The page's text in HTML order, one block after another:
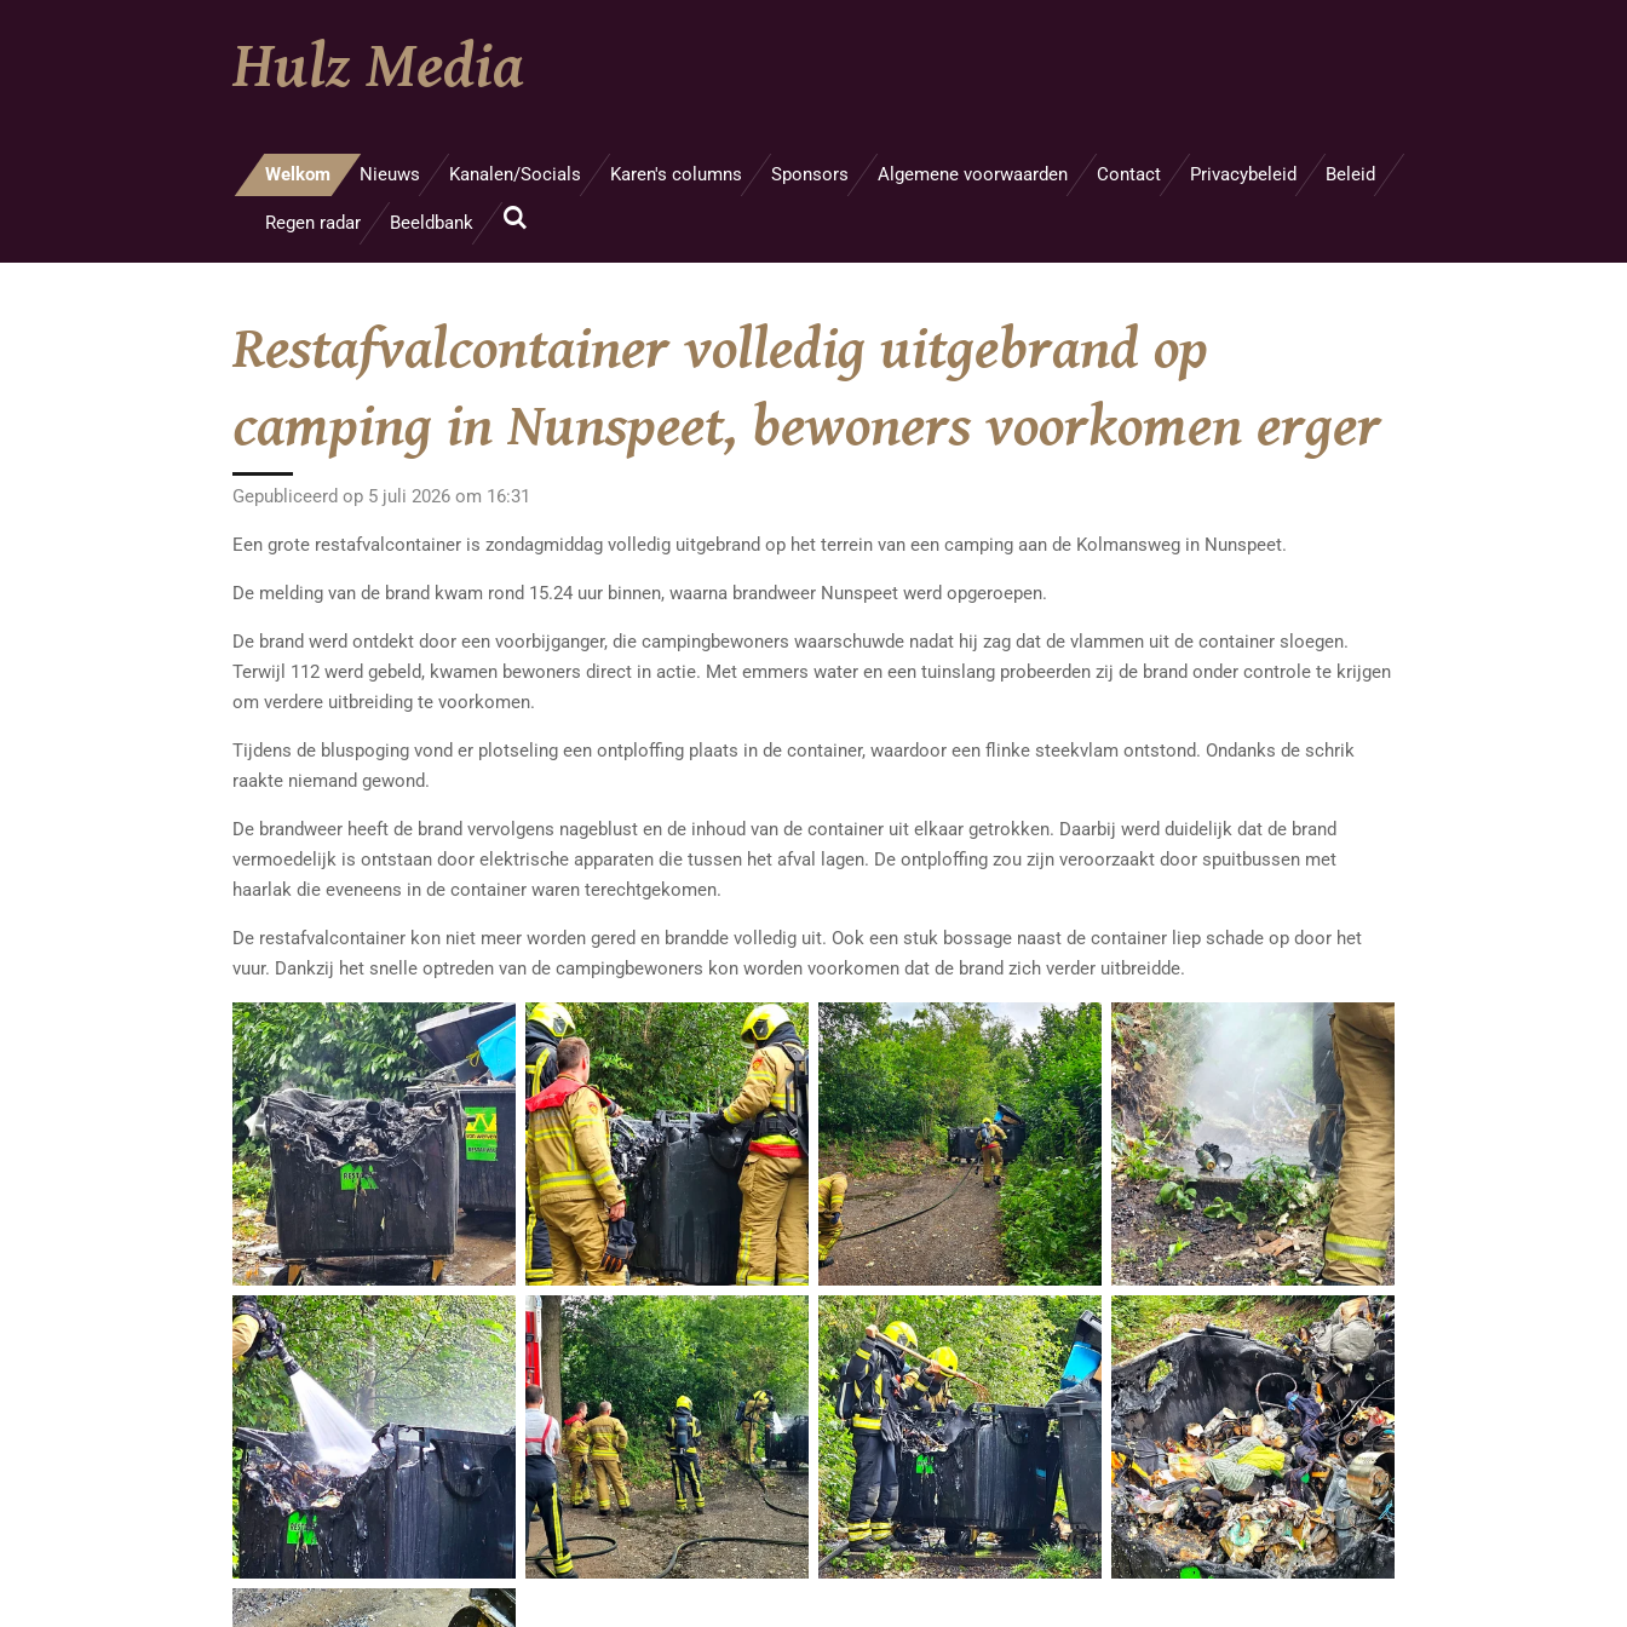
Hulz Media
Welkom Nieuws Kanalen/Socials Karen's columns Sponsors Algemene voorwaarden Contact Privacybeleid Beleid
Regen radar Beeldbank
Restafvalcontainer volledig uitgebrand op
camping in Nunspeet, bewoners voorkomen erger
Gepubliceerd op 5 juli 2026 om 16:31
Een grote restafvalcontainer is zondagmiddag volledig uitgebrand op het terrein van een camping aan de Kolmansweg in Nunspeet.
De melding van de brand kwam rond 15.24 uur binnen, waarna brandweer Nunspeet werd opgeroepen.
De brand werd ontdekt door een voorbijganger, die campingbewoners waarschuwde nadat hij zag dat de vlammen uit de container sloegen.
Terwijl 112 werd gebeld, kwamen bewoners direct in actie. Met emmers water en een tuinslang probeerden zij de brand onder controle te krijgen
om verdere uitbreiding te voorkomen.
Tijdens de bluspoging vond er plotseling een ontploffing plaats in de container, waardoor een flinke steekvlam ontstond. Ondanks de schrik
raakte niemand gewond.
De brandweer heeft de brand vervolgens nageblust en de inhoud van de container uit elkaar getrokken. Daarbij werd duidelijk dat de brand
vermoedelijk is ontstaan door elektrische apparaten die tussen het afval lagen. De ontploffing zou zijn veroorzaakt door spuitbussen met
haarlak die eveneens in de container waren terechtgekomen.
De restafvalcontainer kon niet meer worden gered en brandde volledig uit. Ook een stuk bossage naast de container liep schade op door het
vuur. Dankzij het snelle optreden van de campingbewoners kon worden voorkomen dat de brand zich verder uitbreidde.